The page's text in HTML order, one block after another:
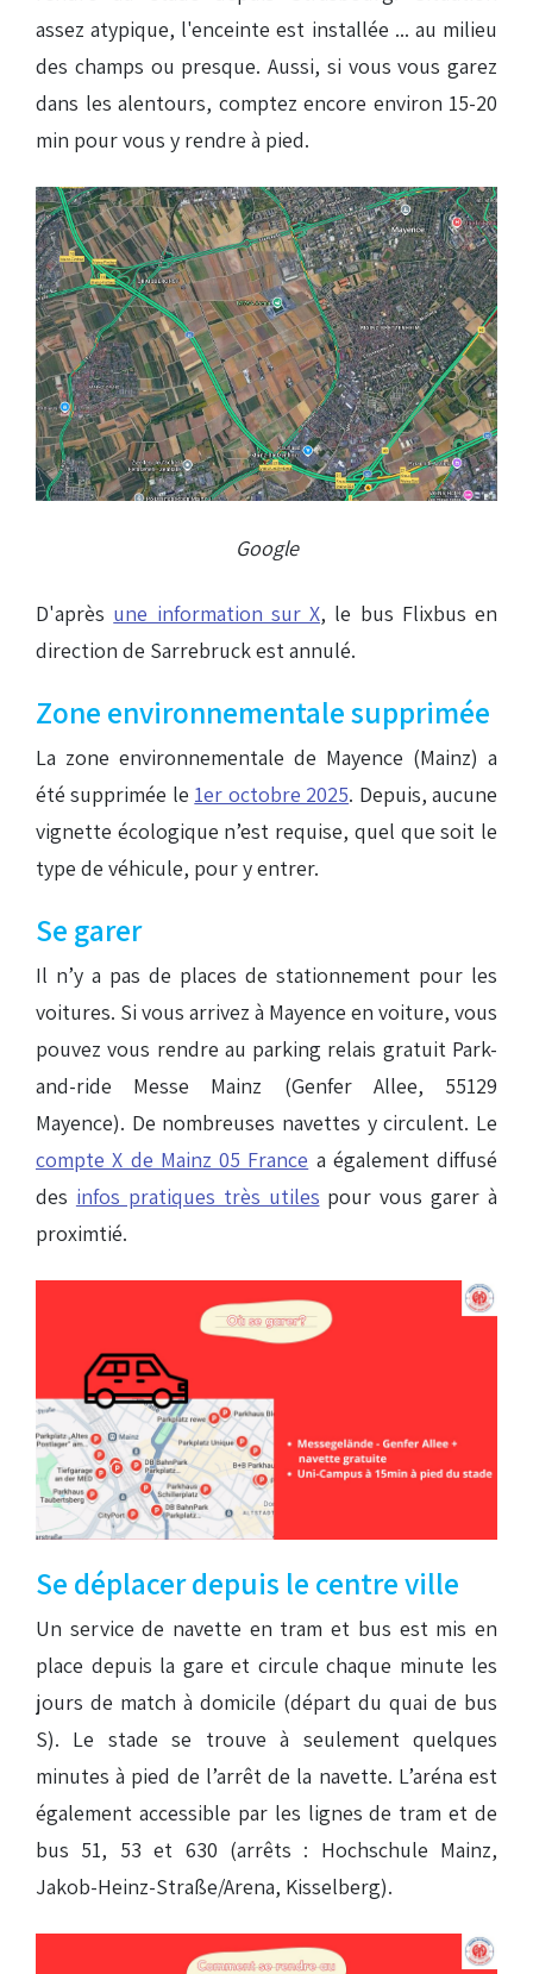
assez atypique, l'enceinte est installée ... au milieu
des champs ou presque. Aussi, si vous vous garez
dans les alentours, comptez encore environ 15-20
min pour vous y rendre à pied.
Google
D'après une information sur X, le bus Flixbus en
direction de Sarrebruck est annulé.
Zone environnementale supprimée
La zone environnementale de Mayence (Mainz) a
été supprimée le 1er octobre 2025. Depuis, aucune
vignette écologique n’est requise, quel que soit le
type de véhicule, pour y entrer.
Se garer
Il n’y a pas de places de stationnement pour les
voitures. Si vous arrivez à Mayence en voiture, vous
pouvez vous rendre au parking relais gratuit Park-
and-ride Messe Mainz (Genfer Allee, 55129
Mayence). De nombreuses navettes y circulent. Le
compte X de Mainz 05 France a également diffusé
des infos pratiques très utiles pour vous garer à
proximtié.
Se déplacer depuis le centre ville
Un service de navette en tram et bus est mis en
place depuis la gare et circule chaque minute les
jours de match à domicile (départ du quai de bus
S). Le stade se trouve à seulement quelques
minutes à pied de l’arrêt de la navette. L’aréna est
également accessible par les lignes de tram et de
bus 51, 53 et 630 (arrêts : Hochschule Mainz,
Jakob-Heinz-Straße/Arena, Kisselberg).